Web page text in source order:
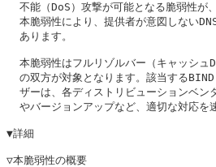
不能（DoS）攻撃が可能となる脆弱性が
本脆弱性により、提供者が意図しない
  あります。
本脆弱性はフルリゾルバー（キャッシ
の双方が対象となります。該当する
ザーは、各ディストリビューションベン
やバージョンアップなど、適切な対応を
▼詳細
▽本脆弱性の概要